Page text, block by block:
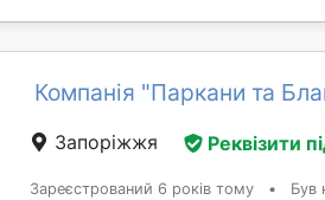
Компанія "Паркани та
Запоріжжя Реквізити
Зареєстрований 6 років тому • Був